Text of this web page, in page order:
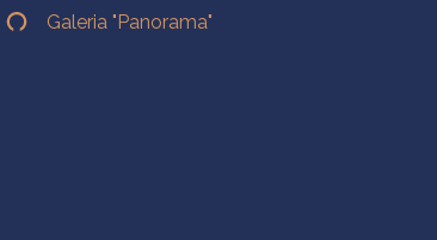
Galeria "Panorama"